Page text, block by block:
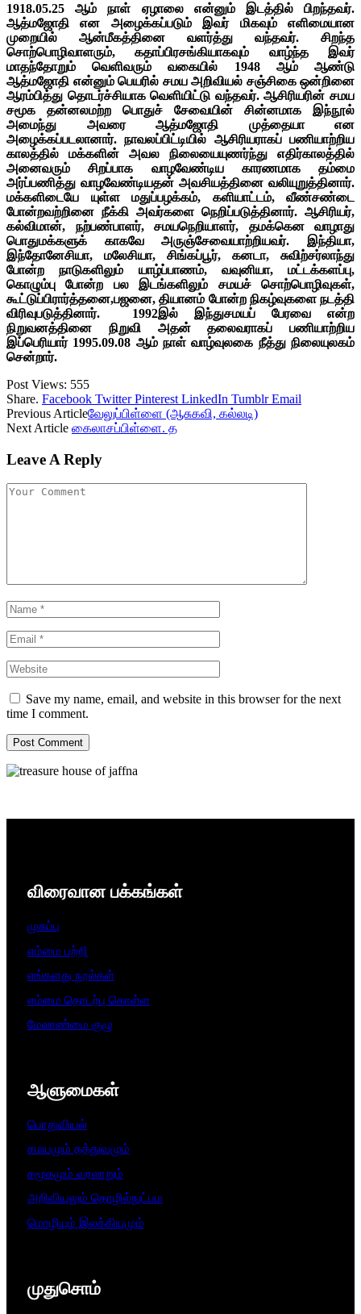
1918.05.25 ஆம் நாள் ஏழாலை என்னும் இடத்தில் பிறந்தவர்.
ஆத்மஜோதி என அழைக்கப்படும் இவர் மிகவும் எளிமையான
முறையில் ஆன்மீகத்தினை வளர்த்து வந்தவர். சிறந்த
சொற்பொழிவாளரும், கதாப்பிரசங்கியாகவும் வாழ்ந்த இவர்
மாதந்தோறும் வெளிவரும் வகையில் 1948 ஆம் ஆண்டு
ஆத்மஜோதி என்னும் பெயரில் சமய அறிவியல் சஞ்சிகை ஒன்றினை
ஆரம்பித்து தொடர்ச்சியாக வெளியிட்டு வந்தவர். ஆசிரியரின் சமய
சமூக தன்னலமற்ற பொதுச் சேவையின் சின்னமாக இந்நூல்
அமைந்து அவரை ஆத்மஜோதி முத்தையா என
அழைக்கப்படலானார். நாவலப்பிட்டியில் ஆசிரியராகப் பணியாற்றிய
காலத்தில் மக்களின் அவல நிலையையுணர்ந்து எதிர்காலத்தில்
அனைவரும் சிறப்பாக வாழவேண்டிய காரணமாக தம்மை
அர்ப்பணித்து வாழவேண்டியதன் அவசியத்தினை வலியுறுத்தினார்.
மக்களிடையே யுள்ள மதுப்பழக்கம், களியாட்டம், வீண்சண்டை
போன்றவற்றினை நீக்கி அவர்களை நெறிப்படுத்தினார். ஆசிரியர்,
கல்விமான், நற்பண்பாளர், சமயநெறியாளர், தமக்கென வாழாது
பொதுமக்களுக் காகவே அருஞ்சேவையாற்றியவர். இந்தியா,
இந்தோனேசியா, மலேசியா, சிங்கப்பூர், கனடா, சுவிற்சர்லாந்து
போன்ற நாடுகளிலும் யாழ்ப்பாணம், வவுனியா, மட்டக்களப்பு,
கொழும்பு போன்ற பல இடங்களிலும் சமயச் சொற்பொழிவுகள்,
கூட்டுப்பிரார்த்தனை,பஜனை, தியானம் போன்ற நிகழ்வுகளை நடத்தி
விரிவுபடுத்தினார். 1992இல் இந்துசமயப் பேரவை என்ற
நிறுவனத்தினை நிறுவி அதன் தலைவராகப் பணியாற்றிய
இப்பெரியார் 1995.09.08 ஆம் நாள் வாழ்வுலகை நீத்து நிலையுலகம்
சென்றார்.
Post Views: 555
Share. Facebook Twitter Pinterest LinkedIn Tumblr Email
Previous Articleவேலுப்பிள்ளை (ஆசுகவி, கல்லடி)
Next Article கைலாசப்பிள்ளை. த
Leave A Reply
Save my name, email, and website in this browser for the next
time I comment.
விரைவான பக்கங்கள்
முகப்பு
எம்மை பற்றி
எங்களது நூல்கள்
எம்மை தொடர்பு கொள்ள
மேலாண்மை குழு
ஆளுமைகள்​
பொதுவியல்
சமயமும் தத்துவமும்
சமூகமும் வரலாறும்
அறிவியலும் தொழில்நுட்பம
மொழியும் இலக்கியமும்
முதுசொம்